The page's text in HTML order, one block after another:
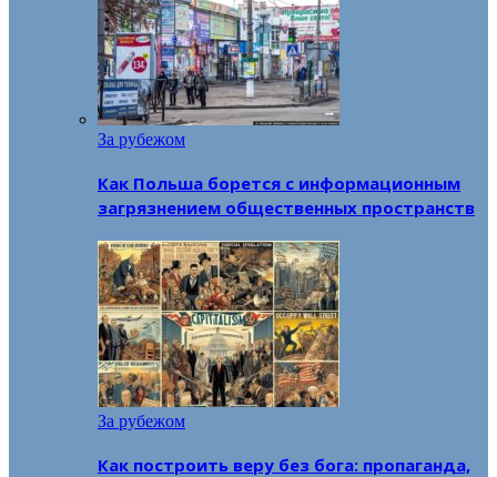
За рубежом
Как Польша борется с информационным
загрязнением общественных пространств
За рубежом
Как построить веру без бога: пропаганда,